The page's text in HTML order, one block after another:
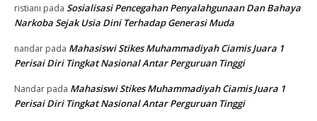
ristiani pada Sosialisasi Pencegahan Penyalahgunaan Dan Bahaya
Narkoba Sejak Usia Dini Terhadap Generasi Muda
nandar pada Mahasiswi Stikes Muhammadiyah Ciamis Juara 1
Perisai Diri Tingkat Nasional Antar Perguruan Tinggi
Nandar pada Mahasiswi Stikes Muhammadiyah Ciamis Juara 1
Perisai Diri Tingkat Nasional Antar Perguruan Tinggi